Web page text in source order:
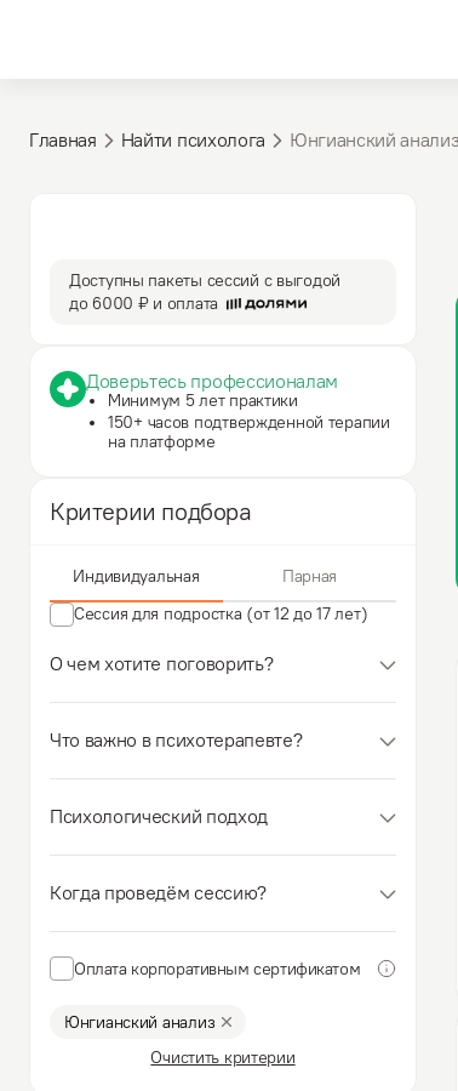
Главная Найти психолога Юнгианский анализ
Доступны пакеты сессий с выгодой
до6000 ₽и оплата
Доверьтесь профессионалам
Минимум 5 лет практики
150+ часов подтвержденной терапии
на платформе
Критерии подбора
Индивидуальная
Парная
Сессия для подростка (от 12 до 17 лет)
О чем хотите поговорить?
Что важно в психотерапевте?
Психологический подход
Когда проведём сессию?
Оплата корпоративным сертификатом
Юнгианский анализ
Очистить критерии